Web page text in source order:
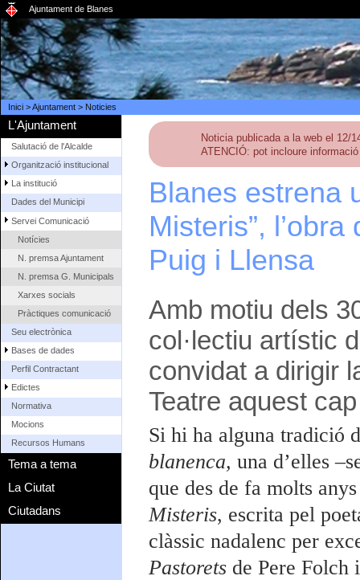
Ajuntament de Blanes
Inici>Ajuntament> Noticies
L'Ajuntament
Salutació de l'Alcalde
Organització institucional
La institució
Dades del Municipi
Servei Comunicació
Notícies
N. premsa Ajuntament
N. premsa G. Municipals
Xarxes socials
Pràctiques comunicació
Seu electrònica
Bases de dades
Perfil Contractant
Edictes
Normativa
Mocions
Recursos Humans
Tema a tema
La Ciutat
Ciutadans
Noticia publicada a la web el 12/
ATENCIÓ: pot incloure
Blanes estrena
Misteris”,
Puig i Llensa
Amb motiu dels
col·lectiu artístic
convidat a dirigir
Teatre aquest
Si hi ha alguna tradició
blanenca, una d’elles
que des de fa molts
Misteris, escrita pel
clàssic nadalenc per
Pastorets de Pere Folch